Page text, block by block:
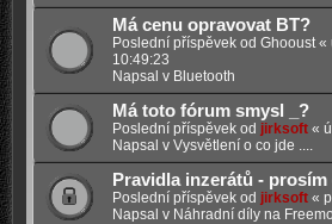
Má cenu opravovat BT?
Poslední příspěvek od Ghooust«
10:49:23
Napsal v Bluetooth
Má toto fórum smysl _?
Poslední příspěvek od jirksoft«
Napsal v Vysvětlení o co jde ....
Pravidla inzerátů -
Poslední příspěvek od jirksoft«
Napsal v Náhradní díly na